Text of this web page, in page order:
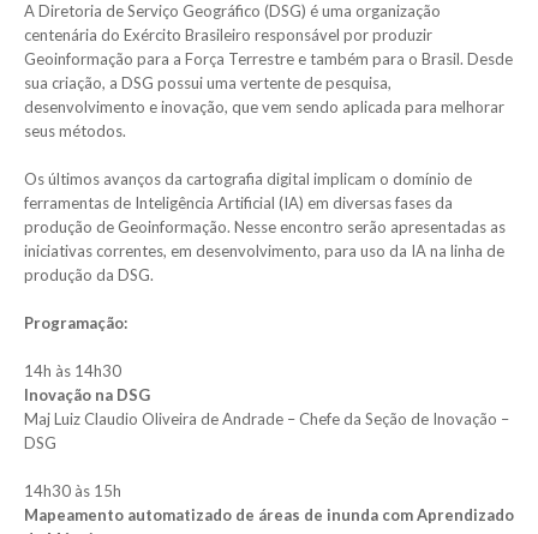
A Diretoria de Serviço Geográfico (DSG) é uma organização
centenária do Exército Brasileiro responsável por produzir
Geoinformação para a Força Terrestre e também para o Brasil. Desde
sua criação, a DSG possui uma vertente de pesquisa,
desenvolvimento e inovação, que vem sendo aplicada para melhorar
seus métodos.
Os últimos avanços da cartografia digital implicam o domínio de
ferramentas de Inteligência Artificial (IA) em diversas fases da
produção de Geoinformação. Nesse encontro serão apresentadas as
iniciativas correntes, em desenvolvimento, para uso da IA na linha de
produção da DSG.
Programação:
14h às 14h30
Inovação na DSG
Maj Luiz Claudio Oliveira de Andrade – Chefe da Seção de Inovação –
DSG
14h30 às 15h
Mapeamento automatizado de áreas de inunda com Aprendizado